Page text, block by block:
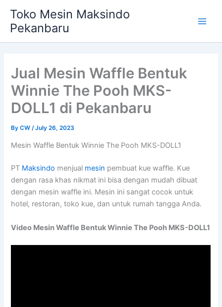
content
Toko Mesin Maksindo
Pekanbaru
Jual Mesin Waffle Bentuk
Winnie The Pooh MKS-
DOLL1 di Pekanbaru
ByCW/July 26, 2023
Mesin Waffle Bentuk Winnie The Pooh MKS-DOLL1
PT Maksindo menjual mesin pembuat kue waffle. Kue
dengan rasa khas nikmat ini bisa dengan mudah dibuat
dengan mesin waffle ini. Mesin ini sangat cocok untuk
hotel, restoran, toko kue, dan untuk rumah tangga Anda.
Video Mesin Waffle Bentuk Winnie The Pooh MKS-DOLL1